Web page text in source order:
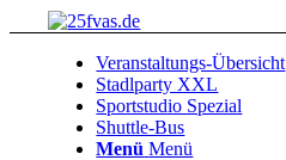
Veranstaltungs-Übersicht
Stadlparty XXL
Sportstudio Spezial
Shuttle-Bus
Menü Menü